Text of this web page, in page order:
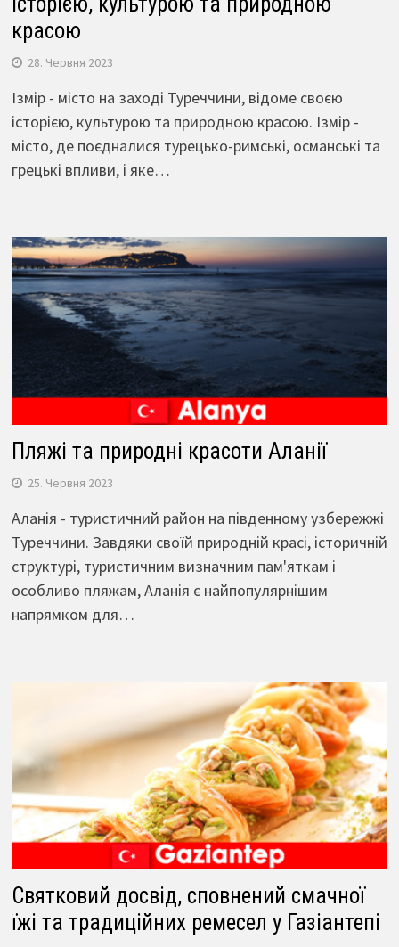
красою
28. Червня 2023
Ізмір - місто на заході Туреччини, відоме своєю
історією, культурою та природною красою. Ізмір -
місто, де поєдналися турецько-римські, османські та
грецькі впливи, і яке…
Пляжі та природні красоти Аланії
25. Червня 2023
Аланія - туристичний район на південному узбережжі
Туреччини. Завдяки своїй природній красі, історичній
структурі, туристичним визначним пам'яткам і
особливо пляжам, Аланія є найпопулярнішим
напрямком для…
Святковий досвід, сповнений смачної
їжі та традиційних ремесел у Газіантепі